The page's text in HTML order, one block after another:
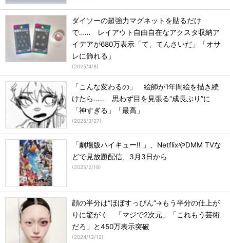
ダイソーの超強力マグネットを貼るだけ
で…… レイアウト自由自在なアクスタ収納ア
イデアが680万表示「て、てんさいだ」「オサ
レに飾れる」
(2025/4/8)
「こんな変わるの」 絵師が1年間絵を描き続
けたら…… 思わず目を見張る“成長ぶり”に
「神すぎる」「最高」
(2025/3/27)
「劇場版ハイキュー!! 」、NetflixやDMM TVな
どで見放題配信、3月3日から
(2025/2/18)
顔の半分は“ほぼすっぴん”→もう半分の仕上が
りに驚がく 「マジで2次元」「これもう芸術
だろ」と450万表示突破
(2024/12/12)